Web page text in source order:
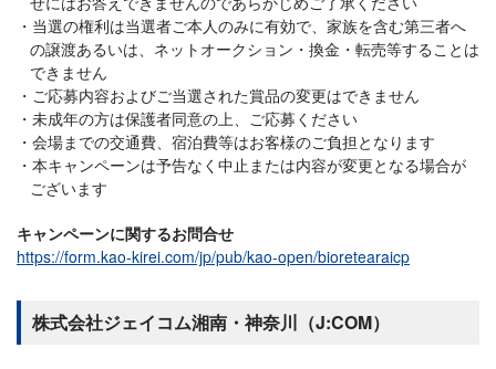
当選の権利は当選者ご本人のみに有効で、家族を含む第三者へ
の譲渡あるいは、ネットオークション・換金・転売等することは
できません
ご応募内容およびご当選された賞品の変更はできません
未成年の方は保護者同意の上、ご応募ください
会場までの交通費、宿泊費等はお客様のご負担となります
本キャンペーンは予告なく中止または内容が変更となる場合が
ございます
キャンペーンに関するお問合せ
https://form.kao-kirei.com/jp/pub/kao-open/bioretearaicp
株式会社ジェイコム湘南・神奈川（J:COM）